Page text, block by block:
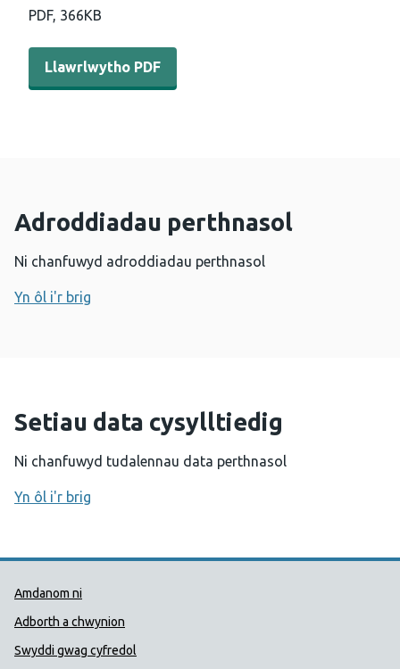
PDF, 366KB
Llawrlwytho PDF - Flintshire-local-oral-health-plan_HIA
Llawrlwytho PDF
Adroddiadau perthnasol
Ni chanfuwyd adroddiadau perthnasol
Yn ôl i'r brig
Setiau data cysylltiedig
Ni chanfuwyd tudalennau data perthnasol
Yn ôl i'r brig
Dolenni Cymorth Iechyd
Amdanom ni
Adborth a chwynion
Swyddi gwag cyfredol